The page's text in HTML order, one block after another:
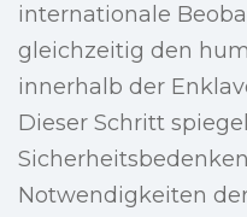
internationale
gleichzeitig den
innerhalb der
Dieser Schritt
Notwendigkeiten